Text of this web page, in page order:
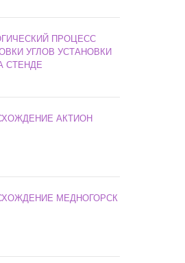
ПРОЦЕСС
УГЛОВ УСТАНОВКИ
СТЕНДЕ
АКТИОН
МЕДНОГОРСК